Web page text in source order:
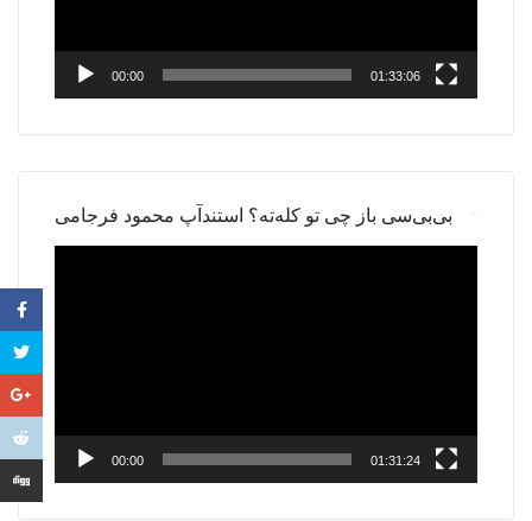
00:00 01:33:06
بی‌بی‌سی باز چی تو کله‌ته؟ استندآپ محمود فرجامی
00:00 01:31:24